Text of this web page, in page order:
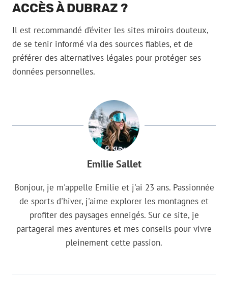
ACCÈS À DUBRAZ ?
Il est recommandé d’éviter les sites miroirs douteux,
de se tenir informé via des sources fiables, et de
préférer des alternatives légales pour protéger ses
données personnelles.
Emilie Sallet
Bonjour, je m'appelle Emilie et j'ai 23 ans. Passionnée
de sports d'hiver, j'aime explorer les montagnes et
profiter des paysages enneigés. Sur ce site, je
partagerai mes aventures et mes conseils pour vivre
pleinement cette passion.